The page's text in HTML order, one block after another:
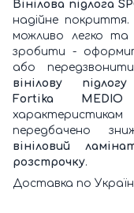
Вінілова підлога
надійне покриття.
можливо легко
зробити -
або
вінілову
Fortika MEDIO
передбачено
вініловий
розстрочку.
Доставка по